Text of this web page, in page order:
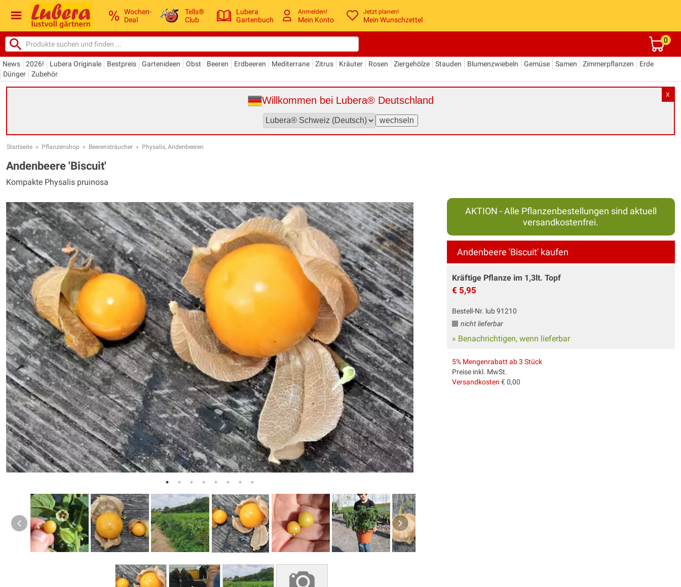
Wochen-
Deal
Tells®
Club
Lubera
Gartenbuch
Anmelden!
Mein Konto
Jetzt planen!
Mein Wunschzettel
0
News 2026! Lubera Originale Bestpreis Gartenideen Obst Beeren Erdbeeren Mediterrane Zitrus Kräuter Rosen Ziergehölze Stauden Blumenzwiebeln Gemüse Samen Zimmerpflanzen
Erde
Dünger
Zubehör
X
Willkommen bei Lubera® Deutschland
Startseite » Pflanzenshop » Beerensträucher » Physalis, Andenbeeren
Andenbeere 'Biscuit'
Kompakte Physalis pruinosa
AKTION - Alle Pflanzenbestellungen sind aktuell
versandkostenfrei.
Andenbeere 'Biscuit' kaufen
Kräftige Pflanze im 1,3lt. Topf
€ 5,95
Bestell-Nr. lub 91210
nicht lieferbar
» Benachrichtigen, wenn lieferbar
5% Mengenrabatt ab 3 Stück
Preise inkl. MwSt.
Versandkosten € 0,00